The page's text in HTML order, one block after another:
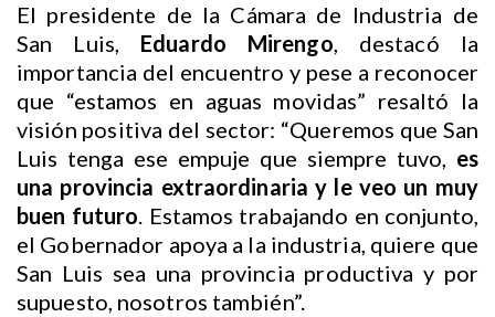
El presidente de la Cámara de Industria de
San Luis, Eduardo Mirengo, destacó la
importancia del encuentro y pese a reconocer
que “estamos en aguas movidas” resaltó la
visión positiva del sector: “Queremos que San
Luis tenga ese empuje que siempre tuvo, es
una provincia extraordinaria y le veo un muy
buen futuro. Estamos trabajando en conjunto,
el Gobernador apoya a la industria, quiere que
San Luis sea una provincia productiva y por
supuesto, nosotros también”.